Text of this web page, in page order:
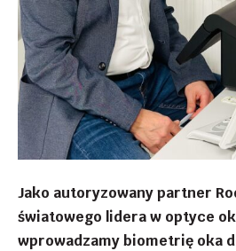
Jako autoryzowany partner
światowego lidera w optyce
wprowadzamy biometrię oka